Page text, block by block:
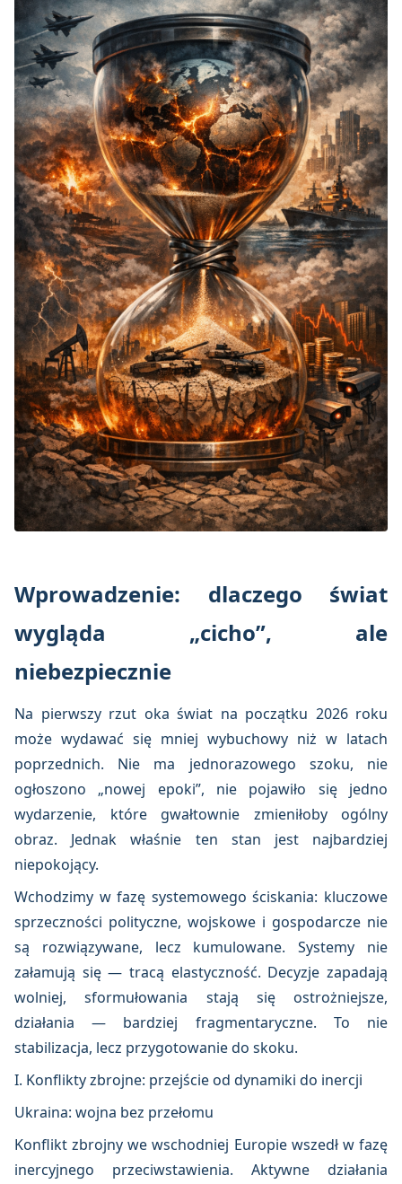
Wprowadzenie: dlaczego świat
wygląda „cicho”, ale
niebezpiecznie
Na pierwszy rzut oka świat na początku 2026 roku
może wydawać się mniej wybuchowy niż w latach
poprzednich. Nie ma jednorazowego szoku, nie
ogłoszono „nowej epoki”, nie pojawiło się jedno
wydarzenie, które gwałtownie zmieniłoby ogólny
obraz. Jednak właśnie ten stan jest najbardziej
niepokojący.
Wchodzimy w fazę systemowego ściskania: kluczowe
sprzeczności polityczne, wojskowe i gospodarcze nie
są rozwiązywane, lecz kumulowane. Systemy nie
załamują się — tracą elastyczność. Decyzje zapadają
wolniej, sformułowania stają się ostrożniejsze,
działania — bardziej fragmentaryczne. To nie
stabilizacja, lecz przygotowanie do skoku.
I. Konflikty zbrojne: przejście od dynamiki do inercji
Ukraina: wojna bez przełomu
Konflikt zbrojny we wschodniej Europie wszedł w fazę
inercyjnego przeciwstawienia. Aktywne działania